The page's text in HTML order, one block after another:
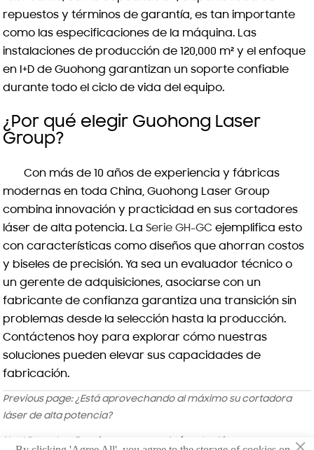
repuestos y términos de garantía, es tan importante
como las especificaciones de la máquina. Las
instalaciones de producción de 120,000 m² y el enfoque
en I+D de Guohong garantizan un soporte confiable
durante todo el ciclo de vida del equipo.
¿Por qué elegir Guohong Laser
Group?
Con más de 10 años de experiencia y fábricas
modernas en toda China, Guohong Laser Group
combina innovación y practicidad en sus cortadores
láser de alta potencia. LaSerie GH-GC ejemplifica esto
con características como diseños que ahorran costos
y biseles de precisión. Ya sea un evaluador técnico o
un gerente de adquisiciones, asociarse con un
fabricante de confianza garantiza una transición sin
problemas desde la selección hasta la producción.
Contáctenos hoy para explorar cómo nuestras
soluciones pueden elevar sus capacidades de
fabricación.
Previous page:¿Está aprovechando al máximo su cortadora
láser de alta potencia?